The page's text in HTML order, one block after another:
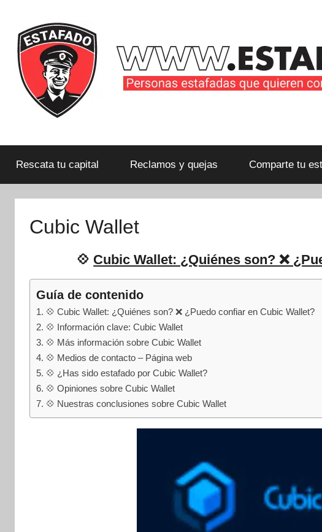
contenido
estafadas
que
historia
Estafado.com
Rescata tu capital Reclamos y quejas Comparte tu
Cubic Wallet
💠 Cubic Wallet: ¿Quiénes son? ❌
Guía de contenido
💠 Cubic Wallet: ¿Quiénes son? ❌ ¿Puedo confiar en Cubic Wallet?
💠 Información clave: Cubic Wallet
💠 Más información sobre Cubic Wallet
💠 Medios de contacto – Página web
💠 ¿Has sido estafado por Cubic Wallet?
💠 Opiniones sobre Cubic Wallet
💠 Nuestras conclusiones sobre Cubic Wallet